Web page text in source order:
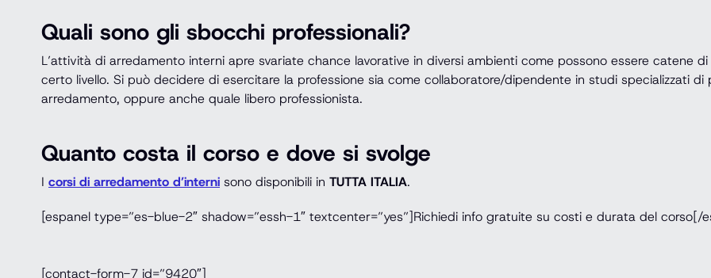
Quali sono gli sbocchi professionali?
L’attività di arredamento interni apre svariate chance lavorative in diversi ambienti come possono essere catene
certo livello. Si può decidere di esercitare la professione sia come collaboratore/dipendente in studi specializzati
arredamento, oppure anche quale libero professionista.
Quanto costa il corso e dove si svolge
I corsi di arredamento d’interni sono disponibili in TUTTA ITALIA.
[espanel type=”es-blue-2″ shadow=”essh-1″ textcenter=”yes”]Richiedi info gratuite su costi e durata del corso[/
[contact-form-7 id=”9420″]